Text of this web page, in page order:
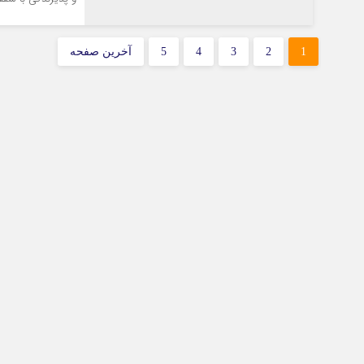
1
2
3
4
5 آخرین صفحه